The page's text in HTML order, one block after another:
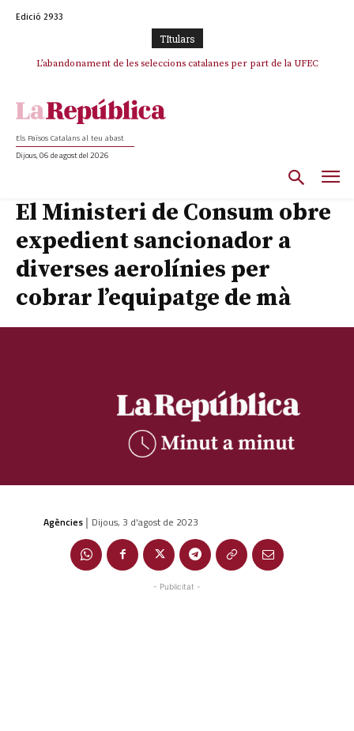
Edició 2933
TItulars
L’abandonament de les seleccions catalanes per part de la UFEC
Els Països Catalans al teu abast
Dijous, 06 de agost del 2026
El Ministeri de Consum obre
expedient sancionador a
diverses aerolínies per
cobrar l’equipatge de mà
Agències | Dijous, 3 d'agost de 2023
- Publicitat -